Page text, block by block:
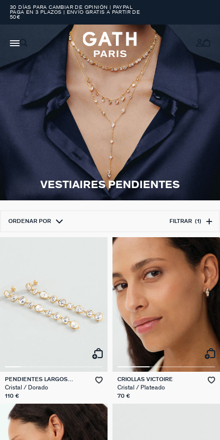
30 DÍAS PARA CAMBIAR DE OPINIÓN | PAYPAL
PAGA EN 3 PLAZOS | ENVÍO GRATIS A PARTIR DE
50€
VESTIAIRES PENDIENTES
ORDENAR POR FILTRAR (1)
PENDIENTES LARGOS
CANDY
Cristal / Dorado
110 €
CRIOLLAS VICTOIRE
Cristal / Plateado
70 €